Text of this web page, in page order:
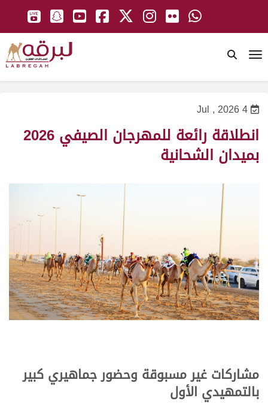
4 Jul , 2026
انطلاقة رائعة للمهرجان الصيفي 2026
بميدان الشحانية
مشاركات غير مسبوقة وحضور جماهيري كبير
بالتمهيدي الأول